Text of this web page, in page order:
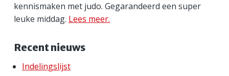
kennismaken met judo. Gegarandeerd een super
leuke middag. Lees meer.
Recent nieuws
Indelingslijst